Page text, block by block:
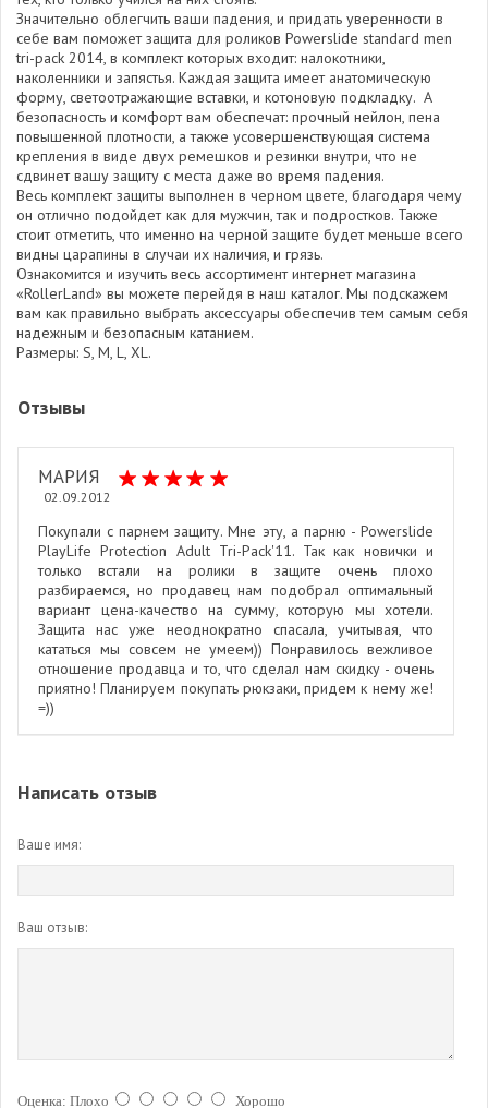
Значительно облегчить ваши падения, и придать уверенности в
себе вам поможет защита для роликов Powerslide standard men
tri-pack 2014, в комплект которых входит: налокотники,
наколенники и запястья. Каждая защита имеет анатомическую
форму, светоотражающие вставки, и котоновую подкладку. А
безопасность и комфорт вам обеспечат: прочный нейлон, пена
повышенной плотности, а также усовершенствующая система
крепления в виде двух ремешков и резинки внутри, что не
сдвинет вашу защиту с места даже во время падения.
Весь комплект защиты выполнен в черном цвете, благодаря чему
он отлично подойдет как для мужчин, так и подростков. Также
стоит отметить, что именно на черной защите будет меньше всего
видны царапины в случаи их наличия, и грязь.
Ознакомится и изучить весь ассортимент интернет магазина
«RollerLand» вы можете перейдя в наш каталог. Мы подскажем
вам как правильно выбрать аксессуары обеспечив тем самым себя
надежным и безопасным катанием.
Размеры: S, M, L, XL.
Отзывы
МАРИЯ
02.09.2012
Покупали с парнем защиту. Мне эту, а парню - Powerslide
PlayLife Protection Adult Tri-Pack'11. Так как новички и
только встали на ролики в защите очень плохо
разбираемся, но продавец нам подобрал оптимальный
вариант цена-качество на сумму, которую мы хотели.
Защита нас уже неоднократно спасала, учитывая, что
кататься мы совсем не умеем)) Понравилось вежливое
отношение продавца и то, что сделал нам скидку - очень
приятно! Планируем покупать рюкзаки, придем к нему же!
=))
Написать отзыв
Ваше имя:
Ваш отзыв:
Оценка: Плохо Хорошо